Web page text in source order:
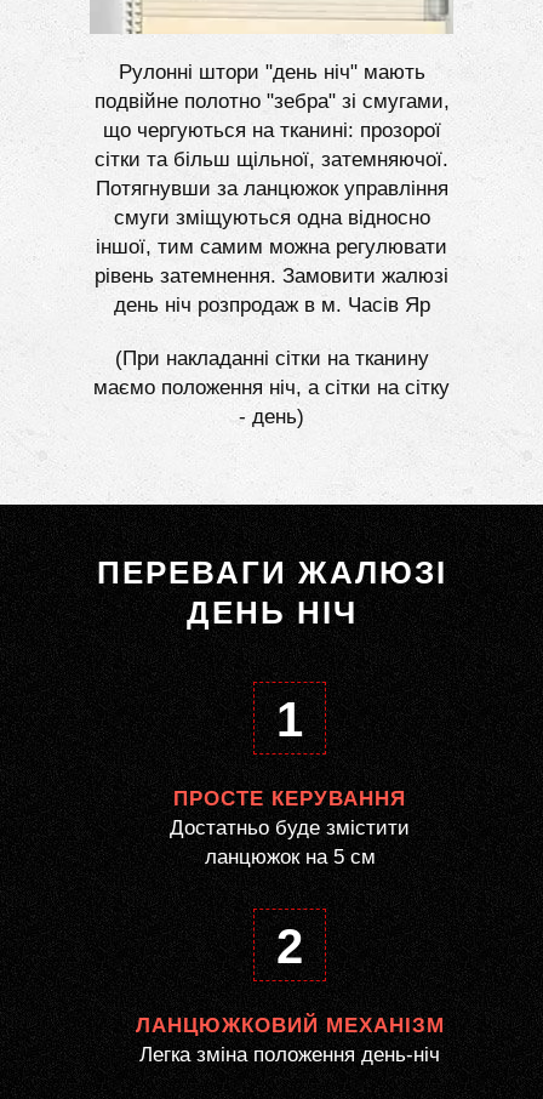
Рулонні штори "день ніч" мають
подвійне полотно "зебра" зі смугами,
що чергуються на тканині: прозорої
сітки та більш щільної, затемняючої.
Потягнувши за ланцюжок управління
смуги зміщуються одна відносно
іншої, тим самим можна регулювати
рівень затемнення. Замовити жалюзі
день ніч розпродаж в м. Часів Яр
(При накладанні сітки на тканину
маємо положення ніч, а сітки на сітку
- день)
ПЕРЕВАГИ ЖАЛЮЗІ
ДЕНЬ НІЧ
1
ПРОСТЕ КЕРУВАННЯ
Достатньо буде змістити
ланцюжок на 5 см
2
ЛАНЦЮЖКОВИЙ МЕХАНІЗМ
Легка зміна положення день-ніч